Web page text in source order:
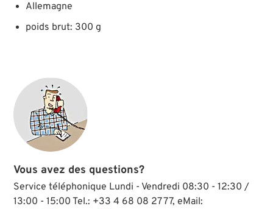
Allemagne
poids brut: 300 g
Vous avez des questions?
Service téléphonique Lundi - Vendredi 08:30 - 12:30 /
13:00 - 15:00 Tel.: +33 4 68 08 27 77, eMail: